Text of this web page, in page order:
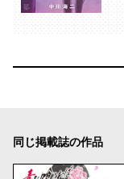
同じ掲載誌の作品